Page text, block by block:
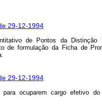
29-12-1994
de Pontos da Distinção
de formulação da Ficha de
29-12-1994
para ocuparem cargo efetivo